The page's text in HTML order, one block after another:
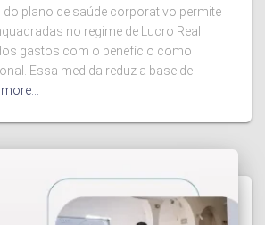
do plano de saúde corporativo permite
no regime de Lucro Real
gastos com o benefício como
Essa medida reduz a base de